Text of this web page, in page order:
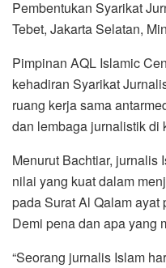
Pembentukan Syarikat
Tebet, Jakarta Selatan,
Pimpinan AQL Islamic
kehadiran Syarikat
ruang kerja sama
dan lembaga jurnalistik di
Menurut Bachtiar, jurnalis
nilai yang kuat dalam
pada Surat Al Qalam ayat
Demi pena dan apa yang
“Seorang jurnalis Islam